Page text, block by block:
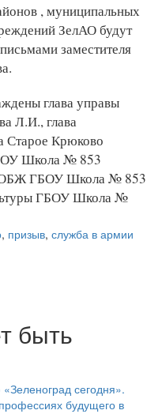
, муниципальных
ЗелАО будут
заместителя
глава управы
Л.И., глава
Старое Крюково
Школа № 853
ОБЖ ГБОУ Школа № 853
ГБОУ Школа №
, призыв, служба в армии
быть
сегодня».
будущего в